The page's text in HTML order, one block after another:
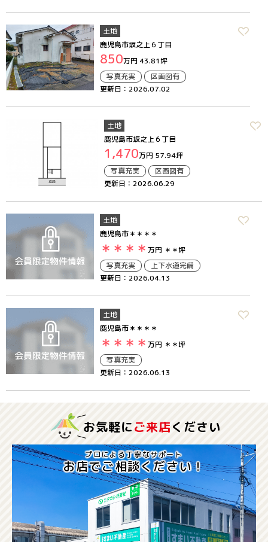
土地
鹿児島市坂之上６丁目
850万円 43.81坪
写真充実
区画図有
更新日：2026.07.02
土地
鹿児島市坂之上６丁目
1,470万円 57.94坪
写真充実
区画図有
更新日：2026.06.29
土地
鹿児島市＊＊＊＊
＊＊＊＊ 万円 ＊＊坪
写真充実
上下水道完備
更新日：2026.04.13
土地
鹿児島市＊＊＊＊
＊＊＊＊ 万円 ＊＊坪
写真充実
更新日：2026.06.13
お気軽にご来店ください
プロによる丁寧なサポート
お店でご相談ください！